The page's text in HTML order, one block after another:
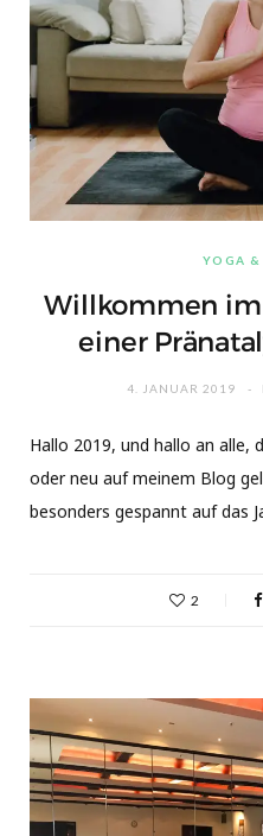
YOGA &
Willkommen im
einer
4. JANUAR 2019
Hallo 2019, und hallo an alle,
oder neu auf meinem Blog
besonders gespannt auf das
2